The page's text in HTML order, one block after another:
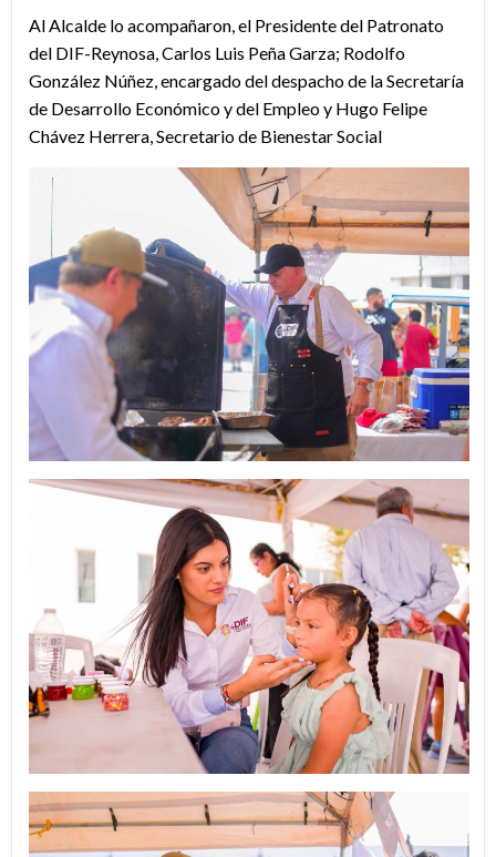
Al Alcalde lo acompañaron, el Presidente del Patronato
del DIF-Reynosa, Carlos Luis Peña Garza; Rodolfo
González Núñez, encargado del despacho de la Secretaría
de Desarrollo Económico y del Empleo y Hugo Felipe
Chávez Herrera, Secretario de Bienestar Social